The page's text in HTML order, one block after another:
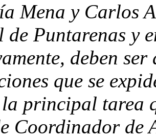
Mena y Carlos
de Puntarenas y
deben
que se
principal tarea
Coordinador de